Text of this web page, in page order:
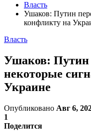
Власть
Ушаков: Путин
конфликту на
Власть
Ушаков: Путин
некоторые
Украине
Опубликовано Авг 6,
1
Поделится